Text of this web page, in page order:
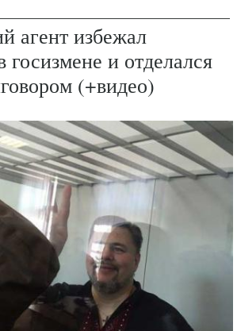
агент избежал
госизмене и отделался
(+видео)